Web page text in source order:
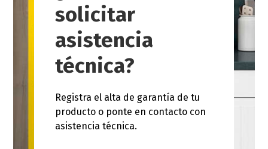
solicitar
asistencia
técnica?
Registra el alta de garantía de tu
producto o ponte en contacto con
asistencia técnica.